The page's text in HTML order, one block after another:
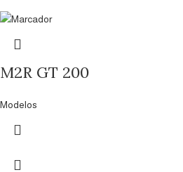
M2R GT 200
Modelos